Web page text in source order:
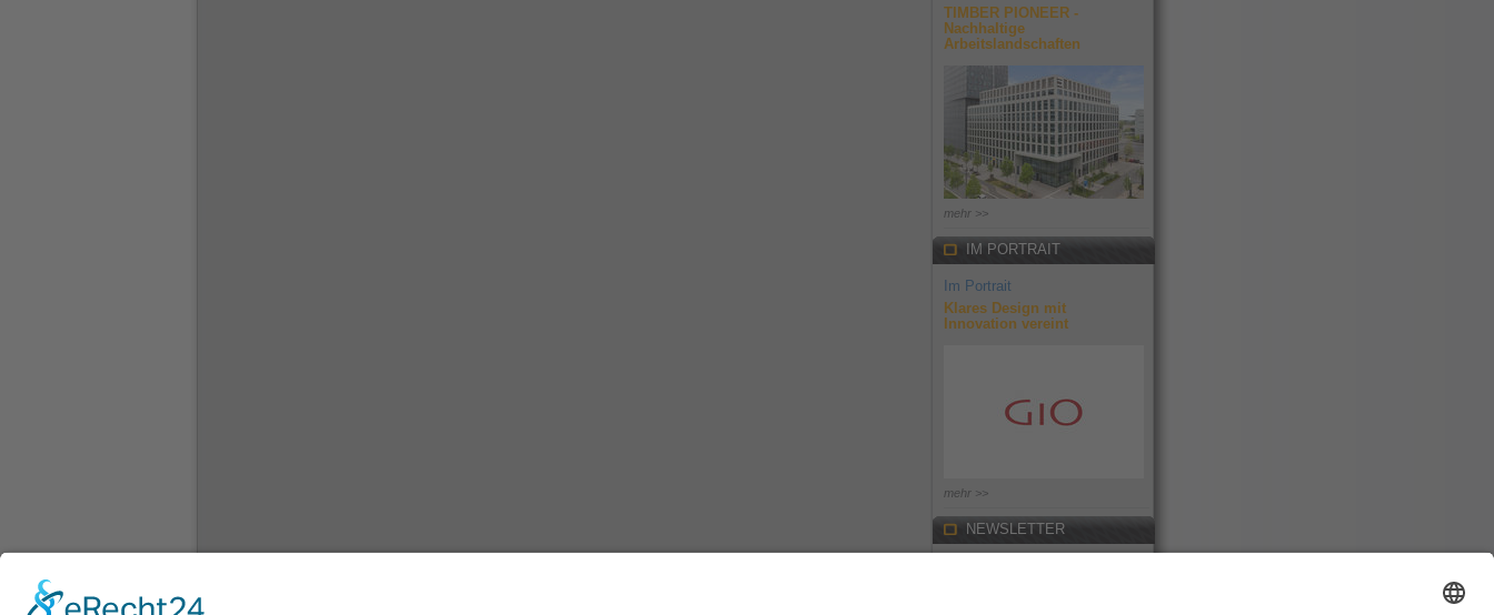
TIMBER PIONEER -
Nachhaltige
Arbeitslandschaften
mehr >>
IM PORTRAIT
Im Portrait
Klares Design mit
Innovation vereint
mehr >>
NEWSLETTER